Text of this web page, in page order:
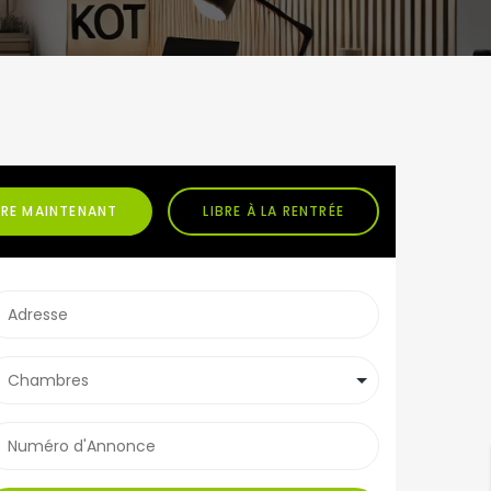
MAINTENANT LIBRE À LA RENTRÉE